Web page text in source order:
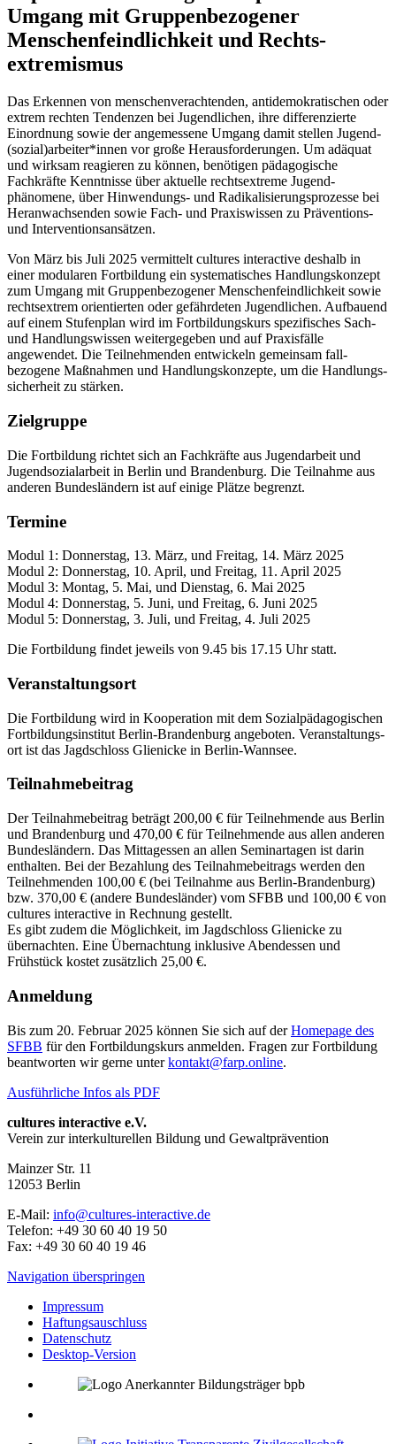
Umgang mit Gruppen­bezogener
Menschen­feindlichkeit und Rechts­
extremismus
Das Erkennen von menschen­verachtenden, antidemo­kratischen oder
extrem rechten Tendenzen bei Jugendlichen, ihre differen­zierte
Einordnung sowie der angemessene Umgang damit stellen Jugend­
(sozial)­arbeiter*innen vor große Heraus­forderungen. Um adäquat
und wirksam reagieren zu können, benötigen pädagogische
Fachkräfte Kenntnisse über aktuelle rechts­extreme Jugend­
phänomene, über Hinwendungs- und Radikalisierungs­prozesse bei
Heran­wachsenden sowie Fach- und Praxis­wissen zu Präventions-
und Interventions­ansätzen.
Von März bis Juli 2025 vermittelt cultures interactive deshalb in
einer modularen Fortbildung ein systematisches Handlungskonzept
zum Umgang mit Gruppenbezogener Menschenfeindlichkeit sowie
rechtsextrem orientierten oder gefährdeten Jugendlichen. Aufbauend
auf einem Stufenplan wird im Fortbildungs­kurs spezifisches Sach-
und Handlungs­wissen weitergegeben und auf Praxis­fälle
angewendet. Die Teilnehmenden entwickeln gemeinsam fall­
bezogene Maßnahmen und Handlungs­konzepte, um die Handlungs­
sicherheit zu stärken.
Zielgruppe
Die Fortbildung richtet sich an Fachkräfte aus Jugendarbeit und
Jugend­sozial­arbeit in Berlin und Brandenburg. Die Teilnahme aus
anderen Bundes­ländern ist auf einige Plätze begrenzt.
Termine
Modul 1: Donnerstag, 13. März, und Freitag, 14. März 2025
Modul 2: Donnerstag, 10. April, und Freitag, 11. April 2025
Modul 3: Montag, 5. Mai, und Dienstag, 6. Mai 2025
Modul 4: Donnerstag, 5. Juni, und Freitag, 6. Juni 2025
Modul 5: Donnerstag, 3. Juli, und Freitag, 4. Juli 2025
Die Fortbildung findet jeweils von 9.45 bis 17.15 Uhr statt.
Veranstaltungsort
Die Fortbildung wird in Kooperation mit dem Sozialpädagogischen
Fortbildungs­institut Berlin-Branden­burg angeboten. Veranstaltungs­
ort ist das Jagdschloss Glienicke in Berlin-Wannsee.
Teilnahmebeitrag
Der Teilnahmebeitrag beträgt 200,00 € für Teilnehmende aus Berlin
und Brandenburg und 470,00 € für Teilnehmende aus allen anderen
Bundesländern. Das Mittagessen an allen Seminartagen ist darin
enthalten. Bei der Bezahlung des Teilnahmebeitrags werden den
Teilnehmenden 100,00 € (bei Teilnahme aus Berlin-Brandenburg)
bzw. 370,00 € (andere Bundesländer) vom SFBB und 100,00 € von
cultures interactive in Rechnung gestellt.
Es gibt zudem die Möglichkeit, im Jagdschloss Glienicke zu
übernachten. Eine Übernachtung inklusive Abendessen und
Frühstück kostet zusätzlich 25,00 €.
Anmeldung
Bis zum 20. Februar 2025 können Sie sich auf derHomepage des
SFBB für den Fortbildungskurs anmelden. Fragen zur Fortbildung
beantworten wir gerne unterkontakt@farp.online.
Ausführliche Infos als PDF
cultures interactive e.V.
Verein zur interkulturellen Bildung und Gewaltprävention
Mainzer Str. 11
12053 Berlin
E-Mail: info@cultures-interactive.de
Telefon: +49 30 60 40 19 50
Fax: +49 30 60 40 19 46
Navigation überspringen
Impressum
Haftungsauschluss
Datenschutz
Desktop-Version